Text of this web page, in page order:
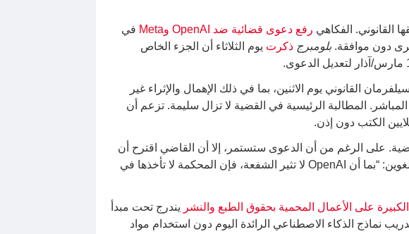
رفع دعوى قضائية ضد OpenAI وMeta
في
بلومبرج ذكرت يوم الثلاثاء أن الجزء الخاص
القانوني يوم الاثنين، بما في ذلك الإهمال والإثراء غير
المباشر. المطالبة الرئيسية في القضية لا تزال سليمة. تزعم أن
على الرغم من أن الدعوى ستستمر، إلا أن القاضي اقترح أن
قانون حقوق الطبع والنشر الفيدرالي قد يستبق المطالبات المتبقية في الدعوى. وكتب مارتينيز أولغوين: “بما أن OpenAI لا تثير الشفعة، فإن المحكمة لا تأخذها في
على الأعمال المحمية بحقوق الطبع والنشر يندرج تحت مبدأ
نماذج الذكاء الاصطناعي الرائدة اليوم دون استخدام مواد